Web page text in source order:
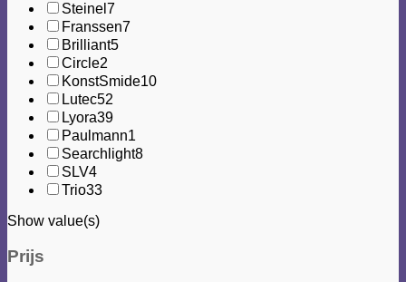
Steinel 7
Franssen7
Brilliant5
Circle2
KonstSmide10
Lutec52
Lyora39
Paulmann1
Searchlight8
SLV4
Trio33
Show value(s)
Prijs